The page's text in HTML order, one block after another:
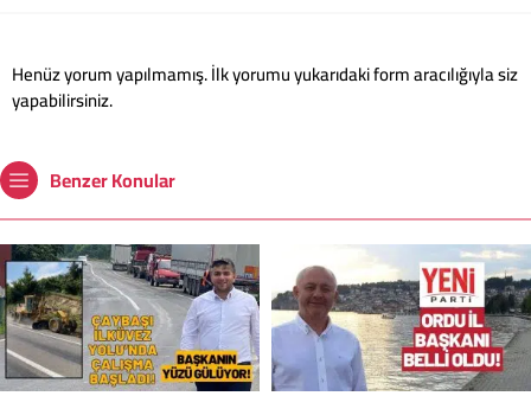
Henüz yorum yapılmamış. İlk yorumu yukarıdaki form aracılığıyla siz
yapabilirsiniz.
Benzer Konular